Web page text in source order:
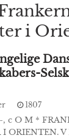
i
i
1807
, c O M *
ORIENTEN. V